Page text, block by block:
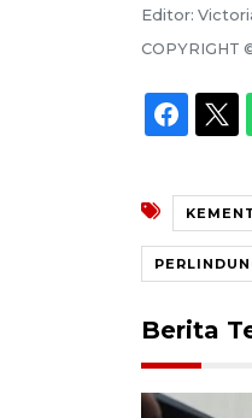
Editor:
COPYRIGHT
Berita